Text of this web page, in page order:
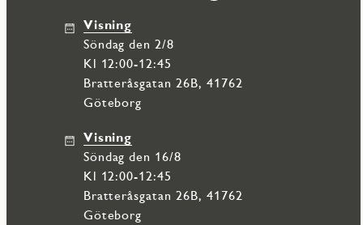
Silveraxet erbjuder inte bara ett hem, utan en hel livsstil. Med
längs älven är läget oslagbart. Här har du all service du
Goda kommunikationer gör det enkelt att ta sig runt, vare sig
Med närliggande buss- och färjeförbindelser är ditt nya hem
Visning
söndag den 2/8
Kl 12:00-12:45
Bratteråsgatan 26B, 41762
Göteborg
Visning
söndag den 16/8
Kl 12:00-12:45
Bratteråsgatan 26B, 41762
Göteborg